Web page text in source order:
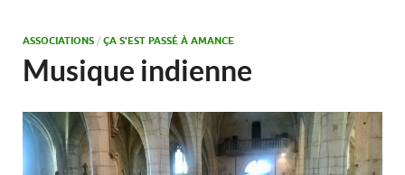
ASSOCIATIONS / ÇA S'EST PASSÉ À AMANCE
Musique indienne